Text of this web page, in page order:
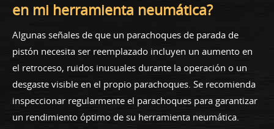
en mi herramienta neumática?
Algunas señales de que un parachoques de parada de
pistón necesita ser reemplazado incluyen un aumento en
el retroceso, ruidos inusuales durante la operación o un
desgaste visible en el propio parachoques. Se recomienda
inspeccionar regularmente el parachoques para garantizar
un rendimiento óptimo de su herramienta neumática.